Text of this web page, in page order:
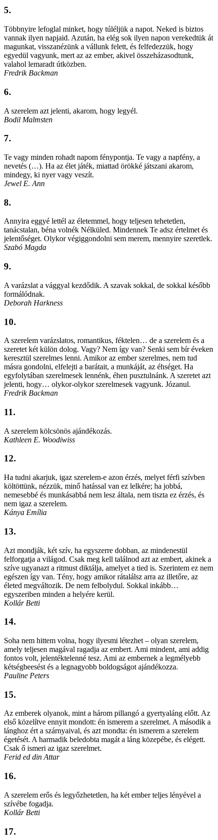
5.
Többnyire lefoglal minket, hogy túléljük a napot. Neked is biztos
vannak ilyen napjaid. Azután, ha elég sok ilyen napon verekedtük át
magunkat, visszanézünk a vállunk felett, és felfedezzük, hogy
egyedül vagyunk, mert az az ember, akivel összeházasodtunk,
valahol lemaradt útközben.
Fredrik Backman
6.
A szerelem azt jelenti, akarom, hogy legyél.
Bodil Malmsten
7.
Te vagy minden rohadt napom fénypontja. Te vagy a napfény, a
nevetés (…). Ha az élet játék, miattad örökké játszani akarom,
mindegy, ki nyer vagy veszít.
Jewel E. Ann
8.
Annyira eggyé lettél az életemmel, hogy teljesen tehetetlen,
tanácstalan, béna volnék Nélküled. Mindennek Te adsz értelmet és
jelentőséget. Olykor végiggondolni sem merem, mennyire szeretlek.
Szabó Magda
9.
A varázslat a vággyal kezdődik. A szavak sokkal, de sokkal később
formálódnak.
Deborah Harkness
10.
A szerelem varázslatos, romantikus, féktelen… de a szerelem és a
szeretet két külön dolog. Vagy? Nem így van? Senki sem bír éveken
keresztül szerelmes lenni. Amikor az ember szerelmes, nem tud
másra gondolni, elfelejti a barátait, a munkáját, az éhséget. Ha
egyfolytában szerelmesek lennénk, éhen pusztulnánk. A szeretet azt
jelenti, hogy… olykor-olykor szerelmesek vagyunk. Józanul.
Fredrik Backman
11.
A szerelem kölcsönös ajándékozás.
Kathleen E. Woodiwiss
12.
Ha tudni akarjuk, igaz szerelem-e azon érzés, melyet férfi szívben
költöttünk, nézzük, minő hatással van ez lelkére; ha jobbá,
nemesebbé és munkásabbá nem lesz általa, nem tiszta ez érzés, és
nem igaz a szerelem.
Kánya Emília
13.
Azt mondják, két szív, ha egyszerre dobban, az mindenestül
felforgatja a világod. Csak meg kell találnod azt az embert, akinek a
szíve ugyanazt a ritmust diktálja, amelyet a tied is. Szerintem ez nem
egészen így van. Tény, hogy amikor rátalálsz arra az illetőre, az
életed megváltozik. De nem felbolydul. Sokkal inkább…
egyszeriben minden a helyére kerül.
Kollár Betti
14.
Soha nem hittem volna, hogy ilyesmi létezhet – olyan szerelem,
amely teljesen magával ragadja az embert. Ami mindent, ami addig
fontos volt, jelentéktelenné tesz. Ami az embernek a legmélyebb
kétségbeesést és a legnagyobb boldogságot ajándékozza.
Pauline Peters
15.
Az emberek olyanok, mint a három pillangó a gyertyaláng előtt. Az
első közelítve ennyit mondott: én ismerem a szerelmet. A második a
lánghoz ért a szárnyaival, és azt mondta: én ismerem a szerelem
égetését. A harmadik beledobta magát a láng közepébe, és elégett.
Csak ő ismeri az igaz szerelmet.
Ferid ed din Attar
16.
A szerelem erős és legyőzhetetlen, ha két ember teljes lényével a
szívébe fogadja.
Kollár Betti
17.